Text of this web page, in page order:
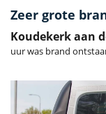
Zeer grote
Koudekerk aan
uur was brand